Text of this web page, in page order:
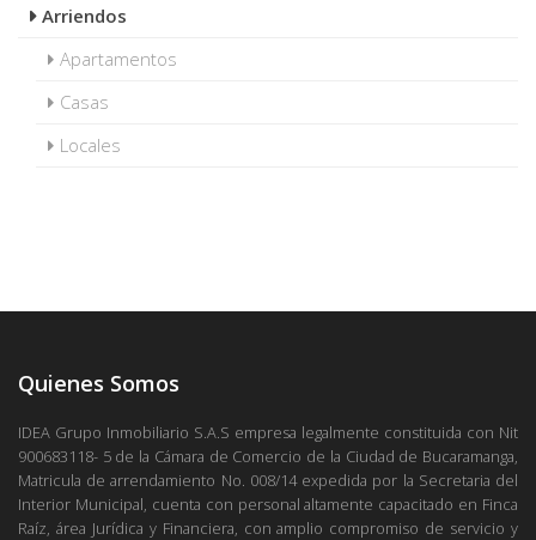
Arriendos
Apartamentos
Casas
Locales
Quienes Somos
IDEA Grupo Inmobiliario S.A.S empresa legalmente constituida con Nit
900683118- 5 de la Cámara de Comercio de la Ciudad de Bucaramanga,
Matricula de arrendamiento No. 008/14 expedida por la Secretaria del
Interior Municipal, cuenta con personal altamente capacitado en Finca
Raíz, área Jurídica y Financiera, con amplio compromiso de servicio y